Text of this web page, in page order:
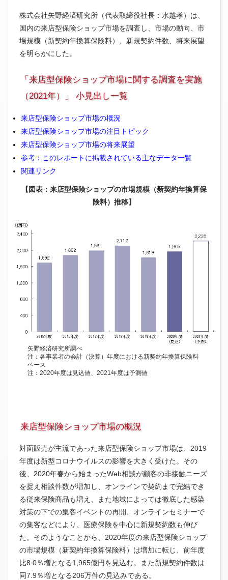
株式会社矢野経済研究所（代表取締役社長：水越孝）は、
国内の来店型保険ショップ市場を調査し、市場の動向、市
場規模（新契約年換算保険料）、新規契約件数、将来展望
を明らかにした。
「来店型保険ショップ市場に関する調査を実施
（2021年）」 小見出し一覧
来店型保険ショップ市場の概況
来店型保険ショップ市場の注目トピック
来店型保険ショップ市場の将来展望
参考：このレポートに掲載されている主なデータ一覧
関連リンク
【図表：来店型保険ショップの市場規模（新契約年換算保
険料）推移】
矢野経済研究所調べ
注：各事業者の会計（決算）年度における新契約年換算保険料
ベース
注：2020年度は見込値、2021年度は予測値
来店型保険ショップ市場の概況
対面販売が主流であった来店型保険ショップ市場は、2019
年度は新型コロナウイルスの影響を大きく受けた。その
後、2020年春から始まったWeb相談が顧客の非接触ニーズ
を捉え相談件数が増加し、オンラインで契約まで完結でき
る従来保険商品も増え、また地域によっては徹底した感染
対策の下での集客イベントの再開、オンラインセミナーで
の集客などにより、医療保険を中心に新規契約数も伸び
た。そのようなことから、2020年度の来店型保険ショップ
の市場規模（新契約年換算保険料）は増加に転じ、前年度
比8.0％増となる1,965億円を見込む。また新規契約件数は
同7.9％増となる206万件の見込みである。